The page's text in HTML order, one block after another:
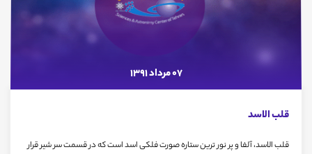
07 مرداد 1391
قلب الاسد
قلب الاسد، آلفا و پر نور ترین ستاره صورت فلکی اسد است که در قسمت سر شیر قرار